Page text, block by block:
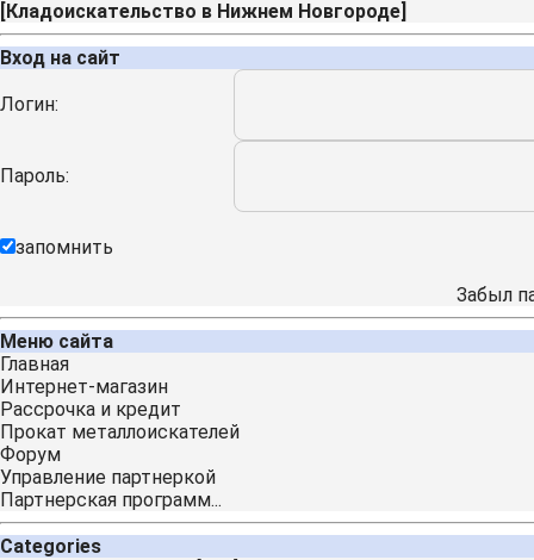
[Кладоискательство в Нижнем Новгороде]
Вход на сайт
Логин:
Пароль:
запомнить
Забыл
Меню сайта
Главная
Интернет-магазин
Рассрочка и кредит
Прокат металлоискателей
Форум
Управление партнеркой
Партнерская программ...
Categories